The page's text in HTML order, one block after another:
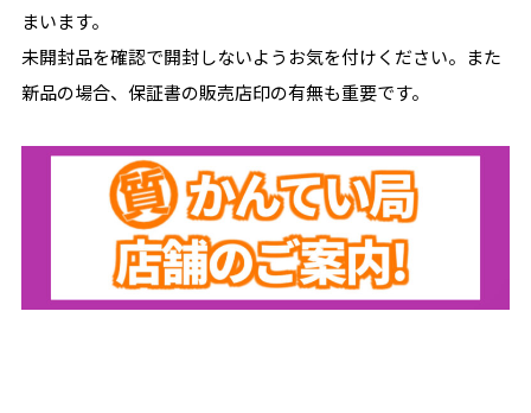
まいます。
未開封品を確認で開封しないようお気を付けください。また
新品の場合、保証書の販売店印の有無も重要です。